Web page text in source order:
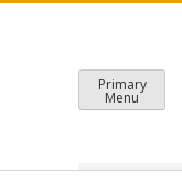
Primary
Menu